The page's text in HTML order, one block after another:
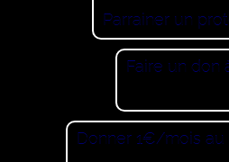
Parrainer un
Faire un don
Donner 1€/mois au